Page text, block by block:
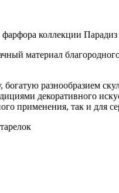
коллекции Парадиз
материал
разнообразием
декоративного
применения, так и для